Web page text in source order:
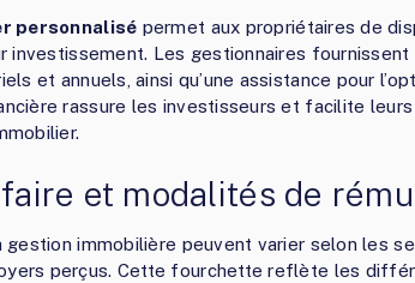
personnalisé permet aux propriétaires de
investissement. Les gestionnaires
et annuels, ainsi qu’une assistance pour
rassure les investisseurs et facilite
et modalités de
gestion immobilière peuvent varier selon les
perçus. Cette fourchette reflète les